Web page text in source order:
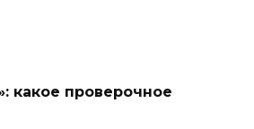
какое проверочное